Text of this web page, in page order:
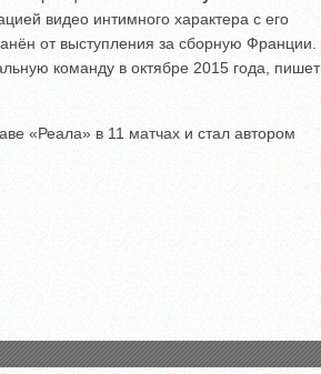
видео интимного характера с его
от выступления за сборную Франции.
команду в октябре 2015 года, пишет
«Реала» в 11 матчах и стал автором